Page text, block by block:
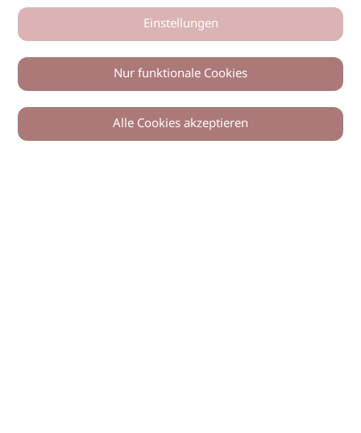
Einstellungen
Nur funktionale Cookies
Alle Cookies akzeptieren